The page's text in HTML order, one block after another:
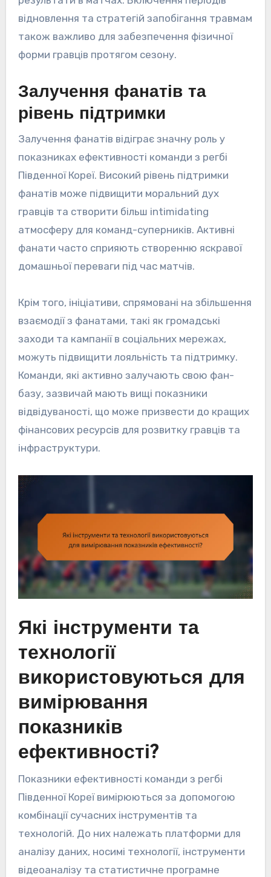
відновлення та стратегій запобігання травмам
також важливо для забезпечення фізичної
форми гравців протягом сезону.
Залучення фанатів та
рівень підтримки
Залучення фанатів відіграє значну роль у
показниках ефективності команди з регбі
Південної Кореї. Високий рівень підтримки
фанатів може підвищити моральний дух
гравців та створити більш intimidating
атмосферу для команд-суперників. Активні
фанати часто сприяють створенню яскравої
домашньої переваги під час матчів.
Крім того, ініціативи, спрямовані на збільшення
взаємодії з фанатами, такі як громадські
заходи та кампанії в соціальних мережах,
можуть підвищити лояльність та підтримку.
Команди, які активно залучають свою фан-
базу, зазвичай мають вищі показники
відвідуваності, що може призвести до кращих
фінансових ресурсів для розвитку гравців та
інфраструктури.
Які інструменти та
технології
використовуються для
вимірювання
показників
ефективності?
Показники ефективності команди з регбі
Південної Кореї вимірюються за допомогою
комбінації сучасних інструментів та
технологій. До них належать платформи для
аналізу даних, носимі технології, інструменти
відеоаналізу та статистичне програмне